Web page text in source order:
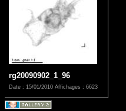
rg20090902_1_96
Date : 15/01/2010 Affichages : 6623